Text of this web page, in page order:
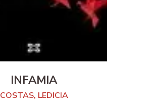
INFAMIA
COSTAS, LEDICIA